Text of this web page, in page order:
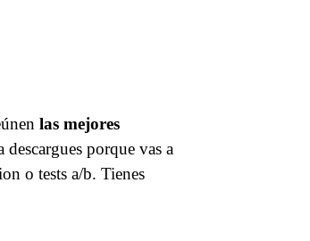
las mejores
porque vas a
o tests a/b. Tienes